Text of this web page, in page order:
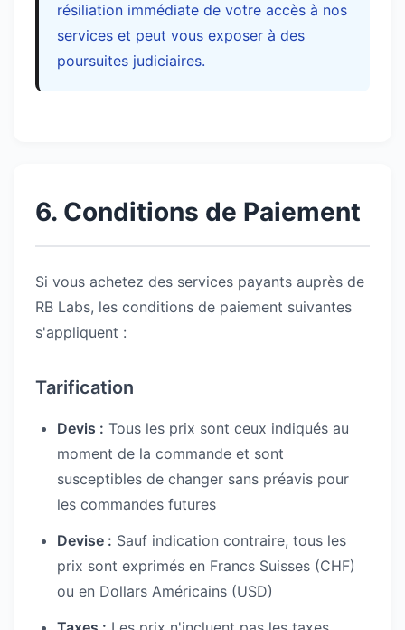
résiliation immédiate de votre accès à nos
services et peut vous exposer à des
poursuites judiciaires.
6. Conditions de Paiement
Si vous achetez des services payants auprès de
RB Labs, les conditions de paiement suivantes
s'appliquent :
Tarification
Devis : Tous les prix sont ceux indiqués au
moment de la commande et sont
susceptibles de changer sans préavis pour
les commandes futures
Devise : Sauf indication contraire, tous les
prix sont exprimés en Francs Suisses (CHF)
ou en Dollars Américains (USD)